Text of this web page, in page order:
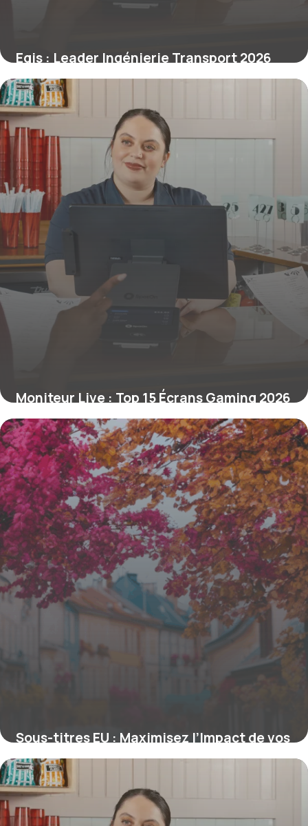
Egis : Leader Ingénierie Transport 2026
3 juillet 2026
Moniteur Live : Top 15 Écrans Gaming 2026
16 juin 2026
Sous-titres EU : Maximisez l’Impact de vos
Titres pour le SEO Européen
16 juin 2026